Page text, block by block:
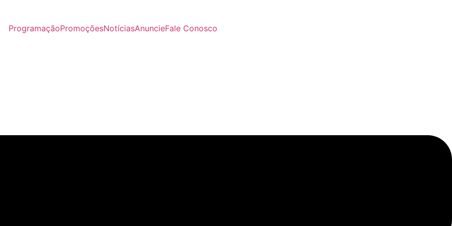
ProgramaçãoPromoçõesNotíciasAnuncieFale Conosco